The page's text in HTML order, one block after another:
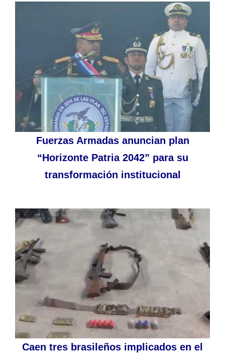
Fuerzas Armadas anuncian plan
“Horizonte Patria 2042” para su
transformación institucional
Caen tres brasileños implicados en el